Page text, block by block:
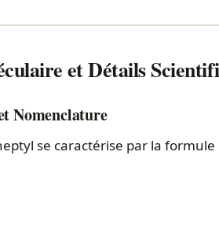
et Détails
Nomenclature
se caractérise par la